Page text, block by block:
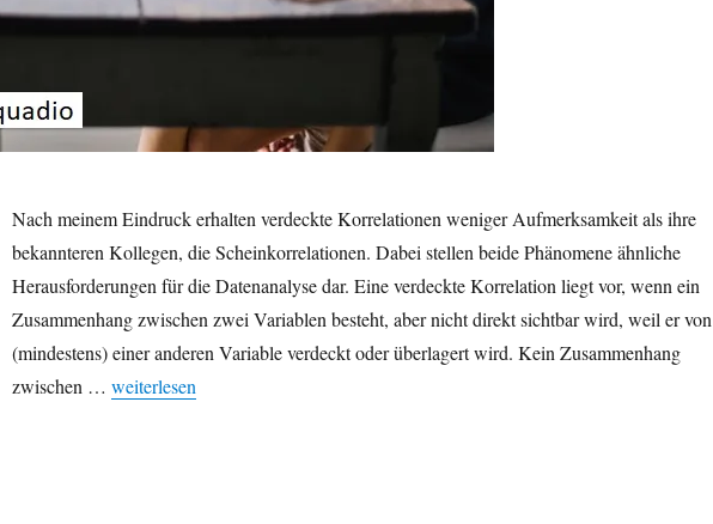
Nach meinem Eindruck erhalten verdeckte Korrelationen weniger Aufmerksamkeit als ihre
bekannteren Kollegen, die Scheinkorrelationen. Dabei stellen beide Phänomene ähnliche
Herausforderungen für die Datenanalyse dar. Eine verdeckte Korrelation liegt vor, wenn ein
Zusammenhang zwischen zwei Variablen besteht, aber nicht direkt sichtbar wird, weil er von
(mindestens) einer anderen Variable verdeckt oder überlagert wird. Kein Zusammenhang
zwischen … „Verdeckte Korrelationen sichtbar machen in R mit linearen Modellen“
weiterlesen